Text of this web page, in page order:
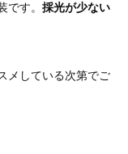
です。 採光が少ない
メしている次第でご